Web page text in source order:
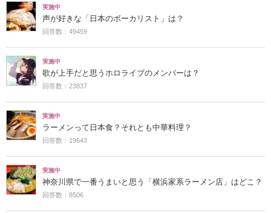
実施中
声が好きな「日本のボーカリスト」は？
回答数：49459
実施中
歌が上手だと思うホロライブのメンバーは？
回答数：23837
実施中
ラーメンって日本食？それとも中華料理？
回答数：19643
実施中
神奈川県で一番うまいと思う「横浜家系ラーメン店」はどこ？
回答数：8506